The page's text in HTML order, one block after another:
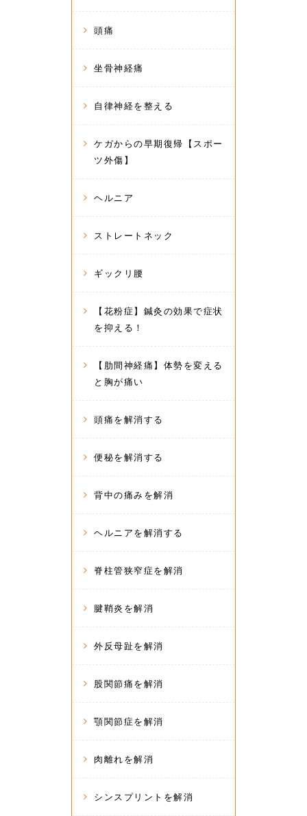
頭痛
坐骨神経痛
自律神経を整える
ケガからの早期復帰【スポー
ツ外傷】
ヘルニア
ストレートネック
ギックリ腰
【花粉症】鍼灸の効果で症状
を抑える！
【肋間神経痛】体勢を変える
と胸が痛い
頭痛を解消する
便秘を解消する
背中の痛みを解消
ヘルニアを解消する
脊柱管狭窄症を解消
腱鞘炎を解消
外反母趾を解消
股関節痛を解消
顎関節症を解消
肉離れを解消
シンスプリントを解消